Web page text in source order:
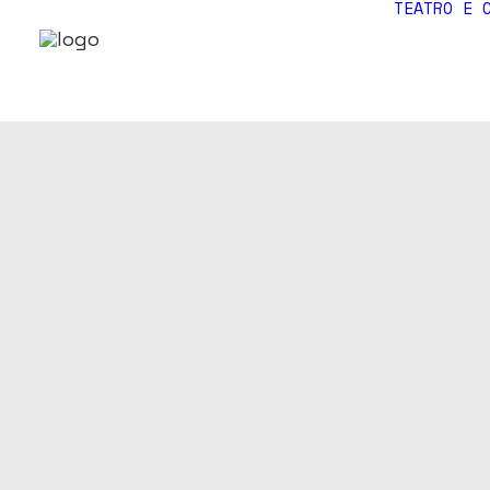
TEATRO E